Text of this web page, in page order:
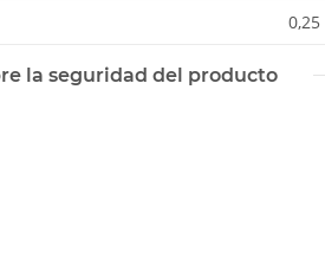
0,25
la seguridad del producto